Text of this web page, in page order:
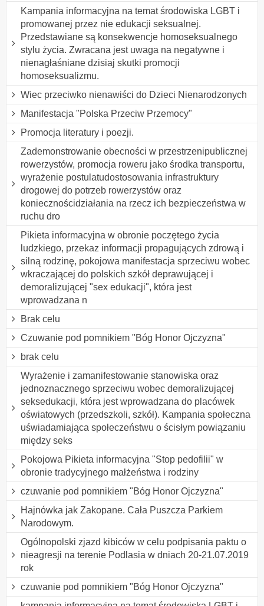
Kampania informacyjna na temat środowiska LGBT i
promowanej przez nie edukacji seksualnej.
Przedstawiane są konsekwencje homoseksualnego
stylu życia. Zwracana jest uwaga na negatywne i
nienagłaśniane dzisiaj skutki promocji
homoseksualizmu.
Wiec przeciwko nienawiści do Dzieci Nienarodzonych
Manifestacja "Polska Przeciw Przemocy"
Promocja literatury i poezji.
Zademonstrowanie obecności w przestrzenipublicznej
rowerzystów, promocja roweru jako środka transportu,
wyrażenie postulatudostosowania infrastruktury
drogowej do potrzeb rowerzystów oraz
koniecznościdziałania na rzecz ich bezpieczeństwa w
ruchu dro
Pikieta informacyjna w obronie poczętego życia
ludzkiego, przekaz informacji propagujących zdrową i
silną rodzinę, pokojowa manifestacja sprzeciwu wobec
wkraczającej do polskich szkół deprawującej i
demoralizującej "sex edukacji", która jest
wprowadzana n
Brak celu
Czuwanie pod pomnikiem "Bóg Honor Ojczyzna"
brak celu
Wyrażenie i zamanifestowanie stanowiska oraz
jednoznacznego sprzeciwu wobec demoralizującej
seksedukacji, która jest wprowadzana do placówek
oświatowych (przedszkoli, szkół). Kampania społeczna
uświadamiająca społeczeństwu o ścisłym powiązaniu
między seks
Pokojowa Pikieta informacyjna "Stop pedofilii" w
obronie tradycyjnego małżeństwa i rodziny
czuwanie pod pomnikiem "Bóg Honor Ojczyzna"
Hajnówka jak Zakopane. Cała Puszcza Parkiem
Narodowym.
Ogólnopolski zjazd kibiców w celu podpisania paktu o
nieagresji na terenie Podlasia w dniach 20-21.07.2019
rok
czuwanie pod pomnikiem "Bóg Honor Ojczyzna"